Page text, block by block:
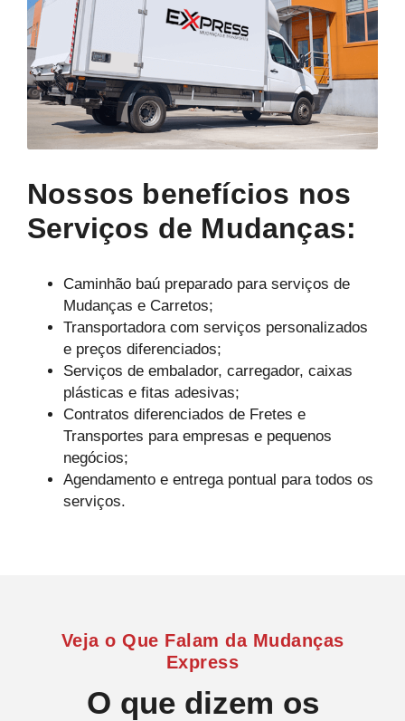
Nossos benefícios nos
Serviços de Mudanças:
Caminhão baú preparado para serviços de
Mudanças e Carretos;
Transportadora com serviços personalizados
e preços diferenciados;
Serviços de embalador, carregador, caixas
plásticas e fitas adesivas;
Contratos diferenciados de Fretes e
Transportes para empresas e pequenos
negócios;
Agendamento e entrega pontual para todos os
serviços.
Veja o Que Falam da Mudanças
Express
O que dizem os